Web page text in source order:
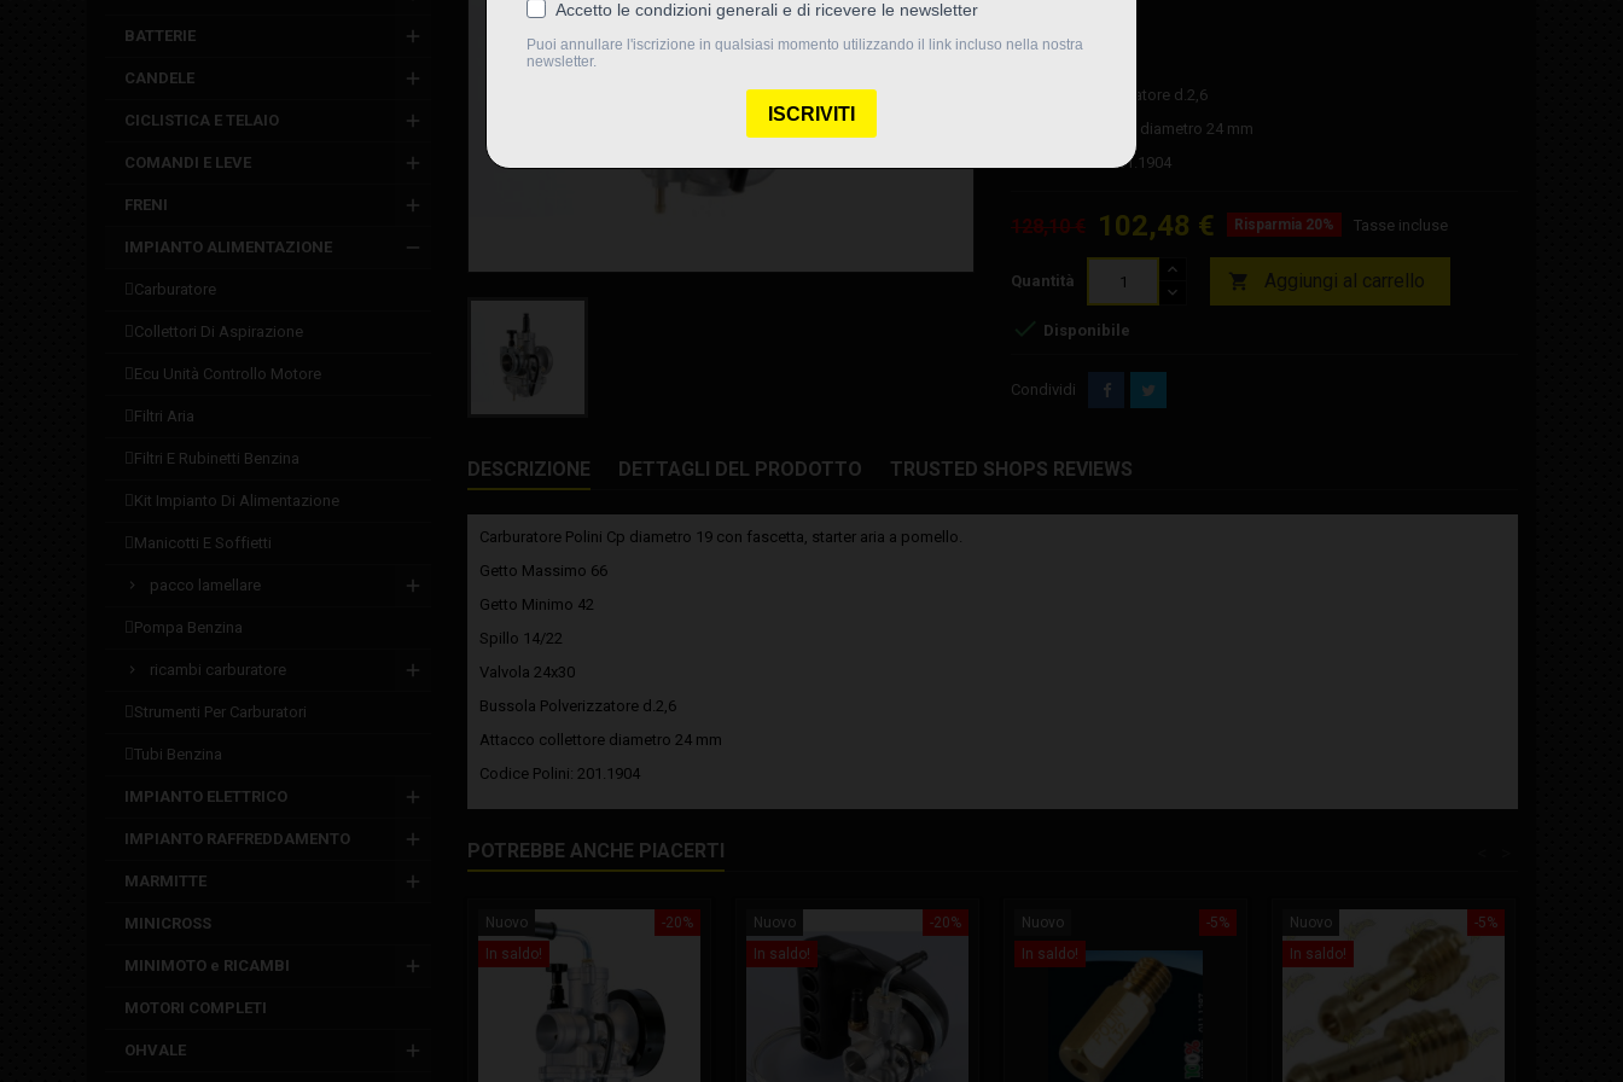
BATTERIE
CANDELE
CICLISTICA E TELAIO
COMANDI E LEVE
FRENI
IMPIANTO ALIMENTAZIONE
carburatore
collettori di aspirazione
ecu unità controllo motore
filtri aria
filtri e rubinetti benzina
kit impianto di alimentazione
manicotti e soffietti
pacco lamellare
pompa benzina
ricambi carburatore
strumenti per carburatori
tubi benzina
IMPIANTO ELETTRICO
IMPIANTO RAFFREDDAMENTO
MARMITTE
MINICROSS
MINIMOTO e RICAMBI
MOTORI COMPLETI
OHVALE
Bussola Polverizzatore d.2,6
Attacco collettore diametro 24 mm
Codice Polini: 201.1904
128,10 € 102,48 € Risparmia 20% Tasse incluse
Quantità  Aggiungi al carrello
 Disponibile
Condividi
DESCRIZIONE DETTAGLI DEL PRODOTTO TRUSTED SHOPS REVIEWS
Carburatore Polini Cp diametro 19 con fascetta, starter aria a pomello.
Getto Massimo 66
Getto Minimo 42
Spillo 14/22
Valvola 24x30
Bussola Polverizzatore d.2,6
Attacco collettore diametro 24 mm
Codice Polini: 201.1904
POTREBBE ANCHE PIACERTI
-20%
Nuovo
In saldo!
-20%
Nuovo
In saldo!
-5%
Nuovo
In saldo!
-5%
Nuovo
In saldo!